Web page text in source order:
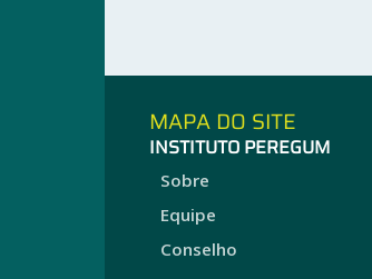
MAPA DO SITE
INSTITUTO PEREGUM
Sobre
Equipe
Conselho